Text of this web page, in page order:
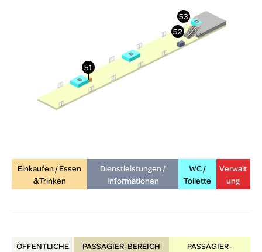
Einkaufen / Essen
& Trinken
Dienstleistungen /
Informationen
WC /
Toilette
Verwalt
ung
ÖFFENTLICHE
PASSAGIER-BEREICH
PASSAGIER-